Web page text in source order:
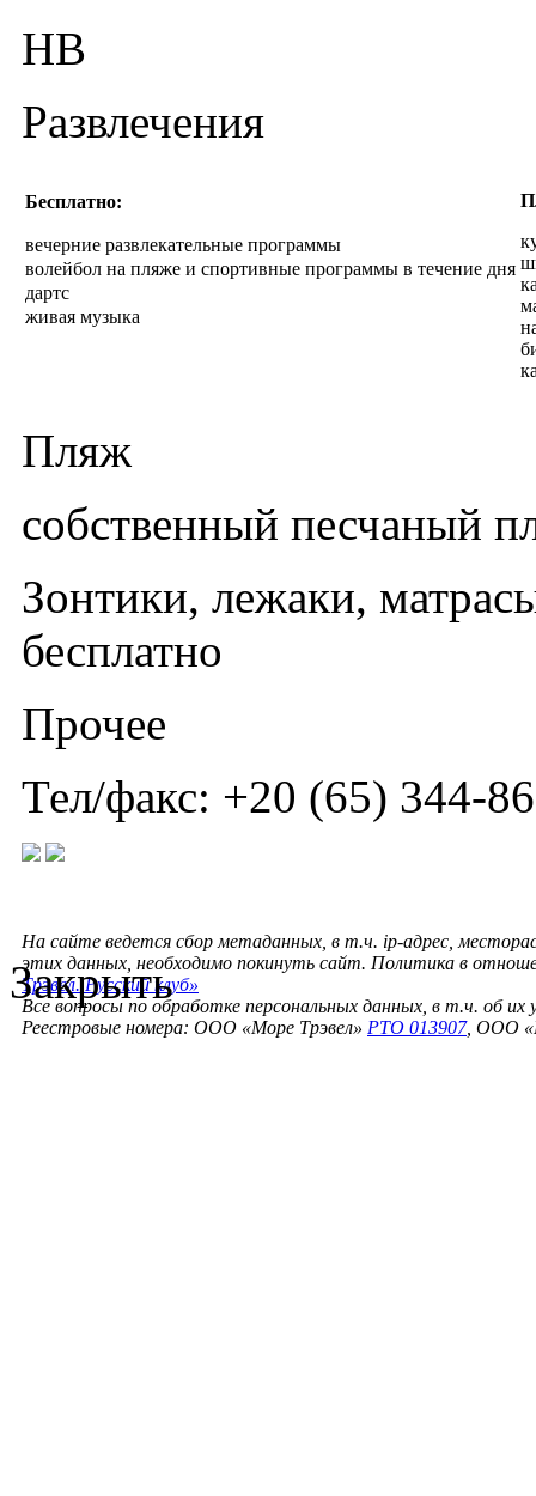
HB
Развлечения
Бесплатно:
вечерние развлекательные программы
волейбол на пляже и спортивные программы в течение дня
дартс
живая музыка
Пляж
собственный песчаный
Зонтики, лежаки,
бесплатно
Прочее
Тел/факс: +20 (65) 344-
На сайте ведется сбор метаданных, в т.ч. ip-адрес,
этих данных, необходимо покинуть сайт. Политика в
Трэвел. Русский клуб»
Все вопросы по обработке персональных данных, в т.ч. об их
Реестровые номера: ООО «Море Трэвел» РТО 013907, ООО
Закрыть